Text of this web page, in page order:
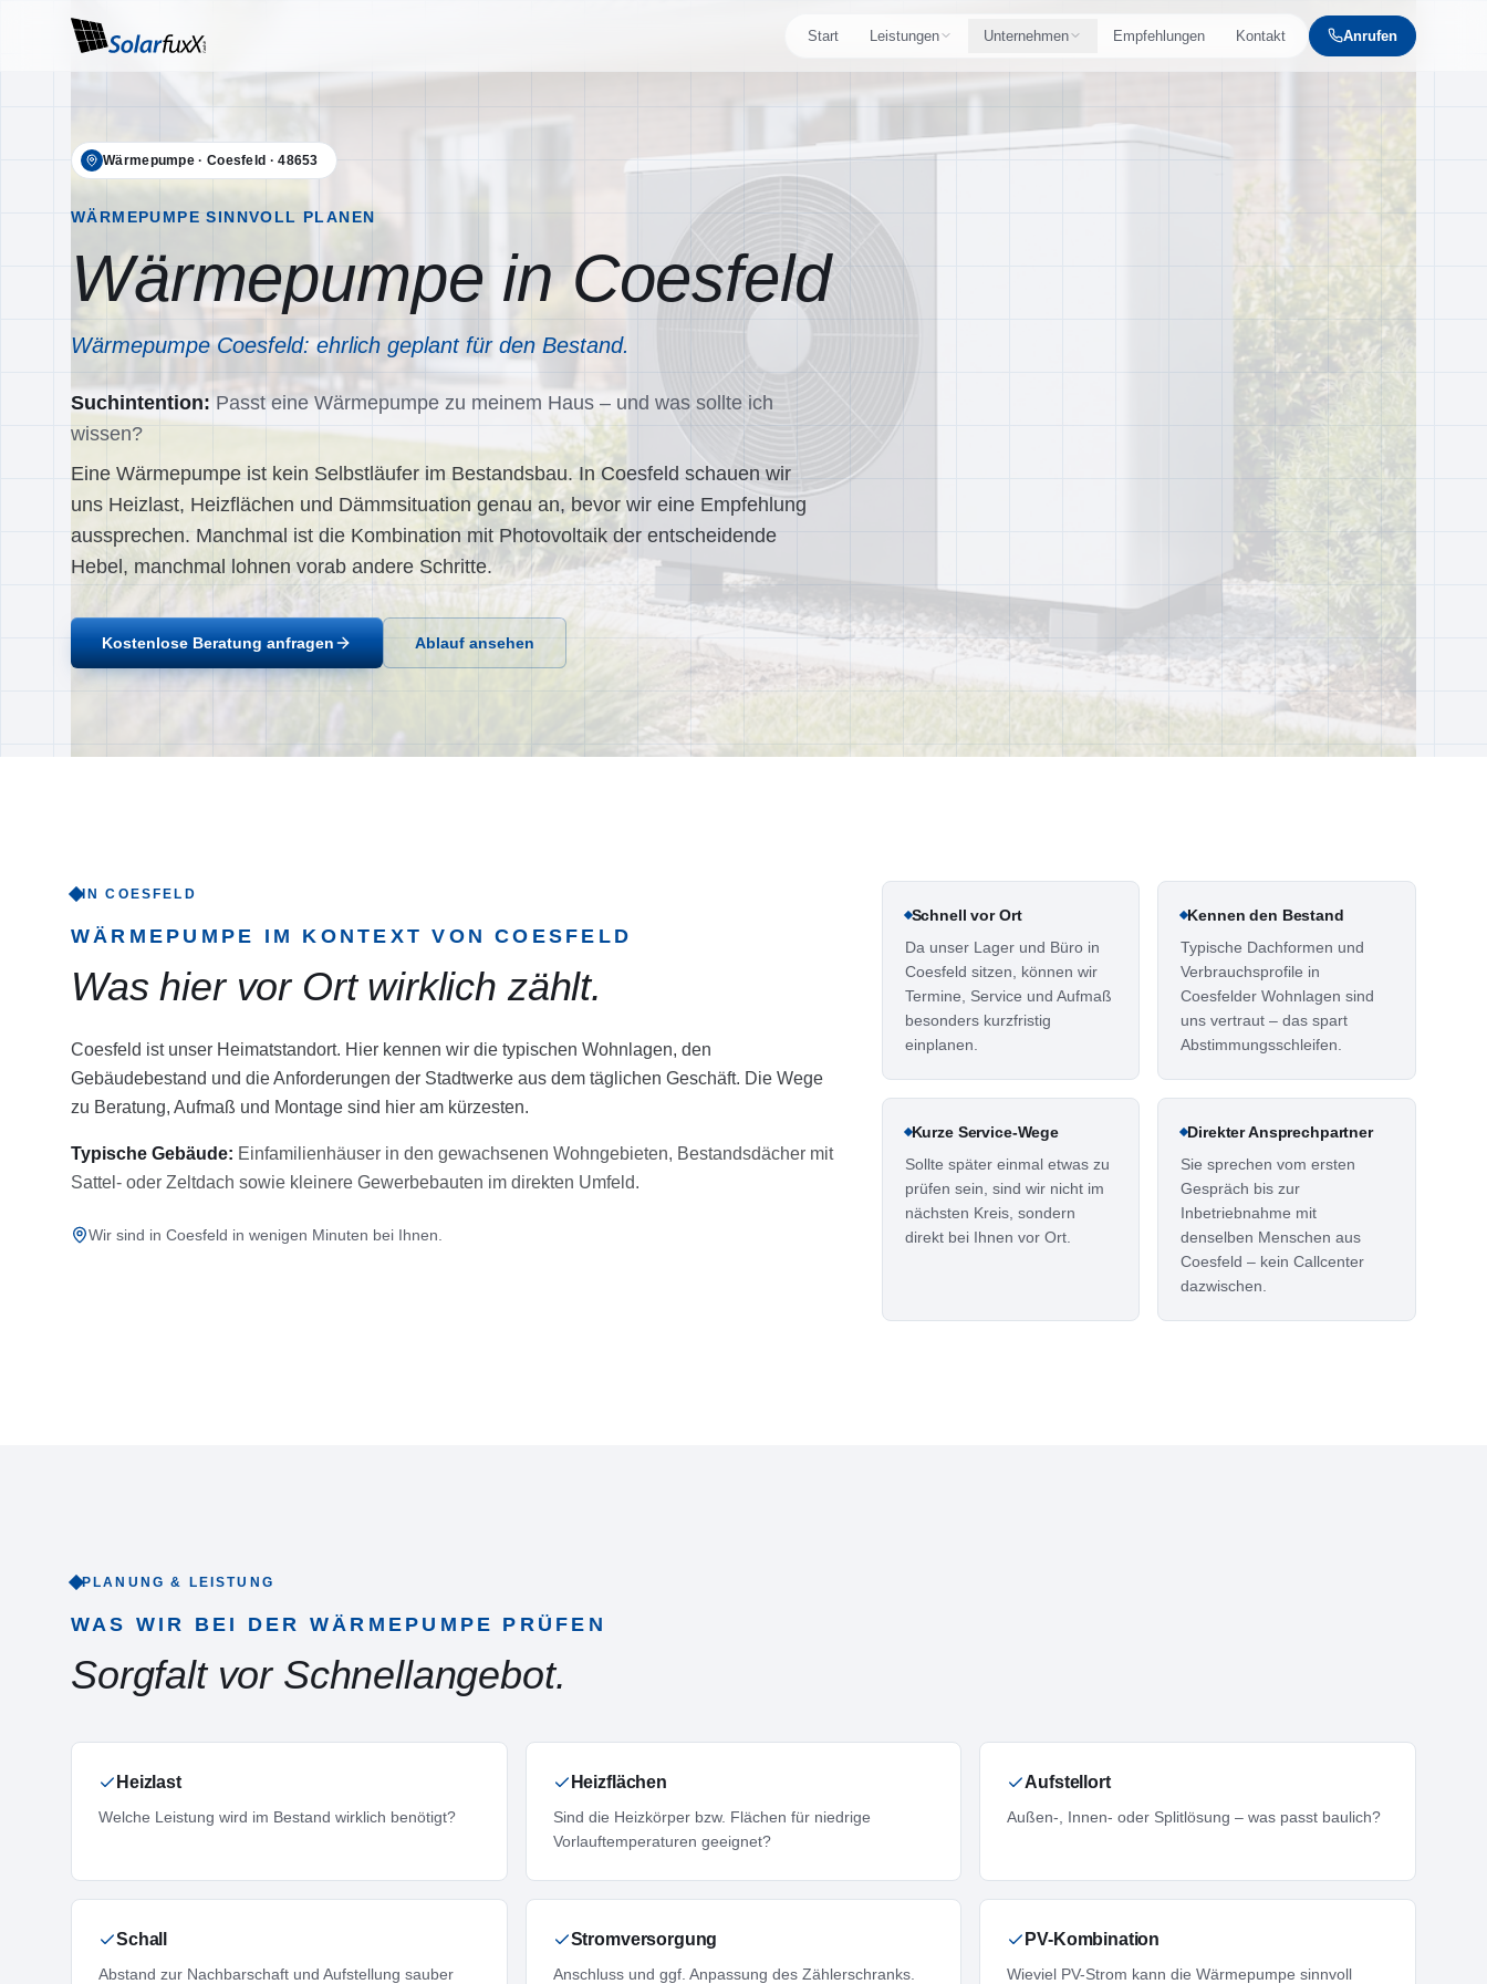
Start Leistungen
Photovoltaik
Module, Wechselrichter, Planung
E-Auto laden mit eigenem Strom
Stromspeicher
Effizient heizen, PV-gekoppelt
Unternehmen
Referenzen
Empfehlungen Kontakt Anrufen
Wärmepumpe · Coesfeld ·48653
WÄRMEPUMPE SINNVOLL PLANEN
Wärmepumpe in Coesfeld
Wärmepumpe Coesfeld: ehrlich geplant für den Bestand.
Suchintention: Passt eine Wärmepumpe zu meinem Haus – und was sollte ich
wissen?
Eine Wärmepumpe ist kein Selbstläufer im Bestandsbau. In Coesfeld schauen wir
uns Heizlast, Heizflächen und Dämmsituation genau an, bevor wir eine Empfehlung
aussprechen. Manchmal ist die Kombination mit Photovoltaik der entscheidende
Hebel, manchmal lohnen vorab andere Schritte.
Kostenlose Beratung anfragen Ablauf ansehen
IN COESFELD
WÄRMEPUMPE IM KONTEXT VONCOESFELD
Was hier vor Ort wirklich zählt.
Coesfeld ist unser Heimatstandort. Hier kennen wir die typischen Wohnlagen, den
Gebäudebestand und die Anforderungen der Stadtwerke aus dem täglichen Geschäft. Die Wege
zu Beratung, Aufmaß und Montage sind hier am kürzesten.
Typische Gebäude: Einfamilienhäuser in den gewachsenen Wohngebieten, Bestandsdächer mit
Sattel- oder Zeltdach sowie kleinere Gewerbebauten im direkten Umfeld.
Wir sind in Coesfeld in wenigen Minuten bei Ihnen.
Schnell vor Ort
Da unser Lager und Büro in
Coesfeld sitzen, können wir
Termine, Service und Aufmaß
besonders kurzfristig
einplanen.
Kennen den Bestand
Typische Dachformen und
Verbrauchsprofile in
Coesfelder Wohnlagen sind
uns vertraut – das spart
Abstimmungsschleifen.
Kurze Service-Wege
Sollte später einmal etwas zu
prüfen sein, sind wir nicht im
nächsten Kreis, sondern
direkt bei Ihnen vor Ort.
Direkter Ansprechpartner
Sie sprechen vom ersten
Gespräch bis zur
Inbetriebnahme mit
denselben Menschen aus
Coesfeld – kein Callcenter
dazwischen.
PLANUNG & LEISTUNG
WAS WIR BEI DER WÄRMEPUMPE PRÜFEN
Sorgfalt vor Schnellangebot.
Heizlast
Welche Leistung wird im Bestand wirklich benötigt?
Heizflächen
Sind die Heizkörper bzw. Flächen für niedrige
Vorlauftemperaturen geeignet?
Aufstellort
Außen-, Innen- oder Splitlösung – was passt baulich?
Schall
Abstand zur Nachbarschaft und Aufstellung sauber
Stromversorgung
Anschluss und ggf. Anpassung des Zählerschranks.
PV-Kombination
Wieviel PV-Strom kann die Wärmepumpe sinnvoll